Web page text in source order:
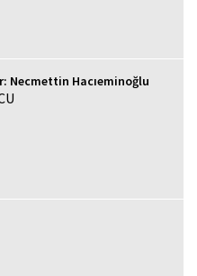
Necmettin Hacıeminoğlu